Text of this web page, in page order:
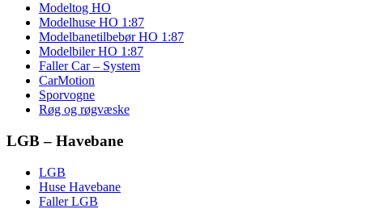
Modeltog HO
Modelhuse HO 1:87
Modelbanetilbebør HO 1:87
Modelbiler HO 1:87
Faller Car – System
CarMotion
Sporvogne
Røg og røgvæske
LGB – Havebane
LGB
Huse Havebane
Faller LGB